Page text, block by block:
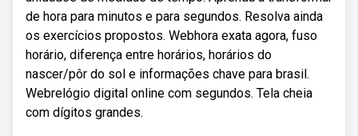
de hora para minutos e para segundos. Resolva ainda
os exercícios propostos. Webhora exata agora, fuso
horário, diferença entre horários, horários do
nascer/pôr do sol e informações chave para brasil.
Webrelógio digital online com segundos. Tela cheia
com dígitos grandes.